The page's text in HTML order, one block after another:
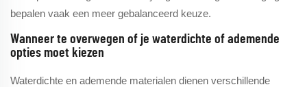
bepalen vaak een meer gebalanceerd keuze.
Wanneer te overwegen of je waterdichte of ademende
opties moet kiezen
Waterdichte en ademende materialen dienen verschillende